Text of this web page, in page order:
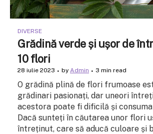
DIVERSE
Grădină verde și ușor de
10 flori
28 iulie 2023 by Admin 3 min read
O grădină plină de flori frumoase
grădinari pasionați, dar uneori
acestora poate fi dificilă și
Dacă sunteți în căutarea unor flori
întreținut, care să aducă culoare și